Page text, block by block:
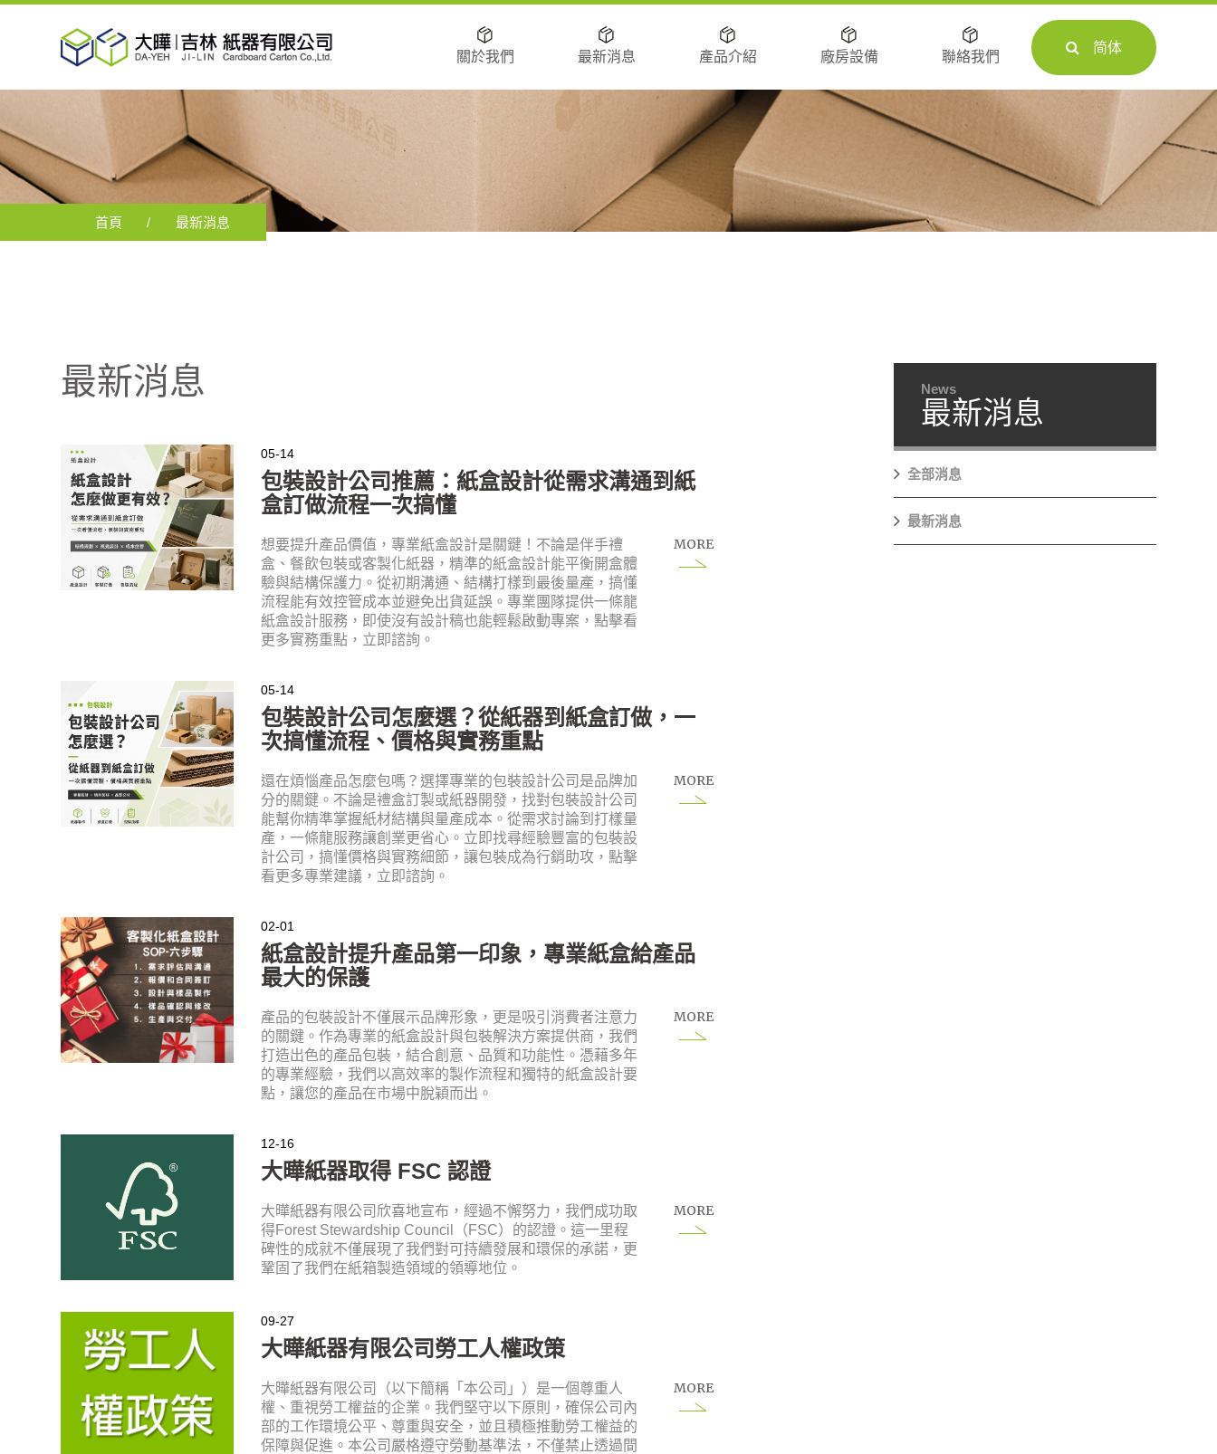
關於我們 最新消息 產品介紹 廠房設備 聯絡我們
简体
首頁 最新消息
最新消息
05-14
包裝設計公司推薦：紙盒設計從需求溝通到紙
盒訂做流程一次搞懂
想要提升產品價值，專業紙盒設計是關鍵！不論是伴手禮
盒、餐飲包裝或客製化紙器，精準的紙盒設計能平衡開盒體
驗與結構保護力。從初期溝通、結構打樣到最後量產，搞懂
流程能有效控管成本並避免出貨延誤。專業團隊提供一條龍
紙盒設計服務，即使沒有設計稿也能輕鬆啟動專案，點擊看
更多實務重點，立即諮詢。
MORE
05-14
包裝設計公司怎麼選？從紙器到紙盒訂做，一
次搞懂流程、價格與實務重點
還在煩惱產品怎麼包嗎？選擇專業的包裝設計公司是品牌加
分的關鍵。不論是禮盒訂製或紙器開發，找對包裝設計公司
能幫你精準掌握紙材結構與量產成本。從需求討論到打樣量
產，一條龍服務讓創業更省心。立即找尋經驗豐富的包裝設
計公司，搞懂價格與實務細節，讓包裝成為行銷助攻，點擊
看更多專業建議，立即諮詢。
MORE
02-01
紙盒設計提升產品第一印象，專業紙盒給產品
最大的保護
產品的包裝設計不僅展示品牌形象，更是吸引消費者注意力
的關鍵。作為專業的紙盒設計與包裝解決方案提供商，我們
打造出色的產品包裝，結合創意、品質和功能性。憑藉多年
的專業經驗，我們以高效率的製作流程和獨特的紙盒設計要
點，讓您的產品在市場中脫穎而出。
MORE
12-16
大曄紙器取得 FSC 認證
大曄紙器有限公司欣喜地宣布，經過不懈努力，我們成功取
得Forest Stewardship Council（FSC）的認證。這一里程
碑性的成就不僅展現了我們對可持續發展和環保的承諾，更
鞏固了我們在紙箱製造領域的領導地位。
MORE
09-27
大曄紙器有限公司勞工人權政策
大曄紙器有限公司（以下簡稱「本公司」）是一個尊重人
權、重視勞工權益的企業。我們堅守以下原則，確保公司內
部的工作環境公平、尊重與安全，並且積極推動勞工權益的
保障與促進。本公司嚴格遵守勞動基準法，不僅禁止透過間
MORE
News
最新消息
全部消息
最新消息